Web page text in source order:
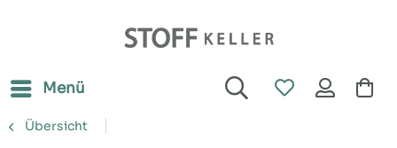
Menü
Übersicht